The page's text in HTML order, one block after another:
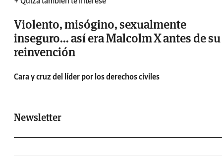
Violento, misógino, sexualmente
inseguro... así era Malcolm X antes de su
reinvención
Cara y cruz del líder por los derechos civiles
Newsletter